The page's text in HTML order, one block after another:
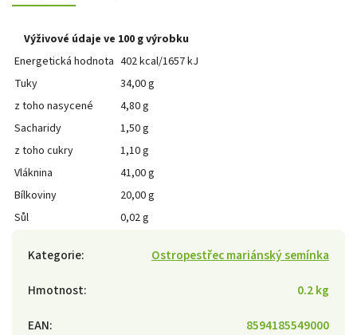
Výživové údaje ve 100 g výrobku
Energetická hodnota 402 kcal/1657 kJ
Tuky
34,00 g
z toho nasycené
4,80 g
Sacharidy
1,50 g
z toho cukry
1,10 g
Vláknina
41,00 g
Bílkoviny
20,00 g
Sůl
0,02 g
Kategorie:
Ostropestřec mariánský semínka
Hmotnost:
0.2 kg
EAN:
8594185549000